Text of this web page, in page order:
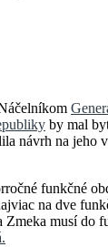
by mal
návrh na jeho
funkčné
na dve
Zmeka musí do